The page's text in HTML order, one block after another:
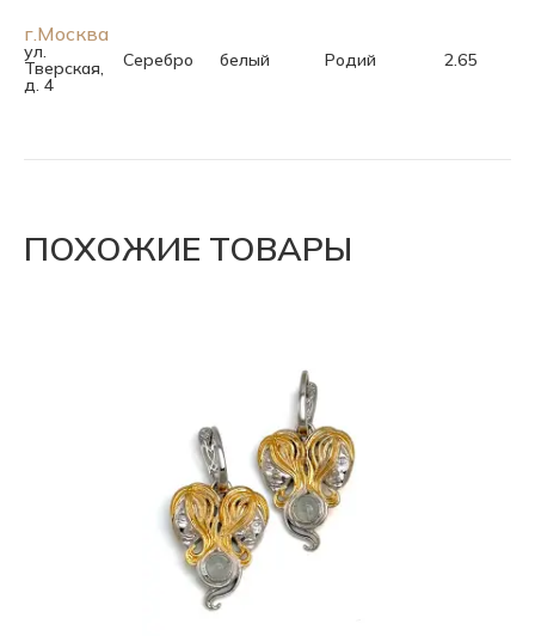
г.Москва
ул.
Тверская,
д. 4
Серебро белый Родий 2.65
ПОХОЖИЕ ТОВАРЫ